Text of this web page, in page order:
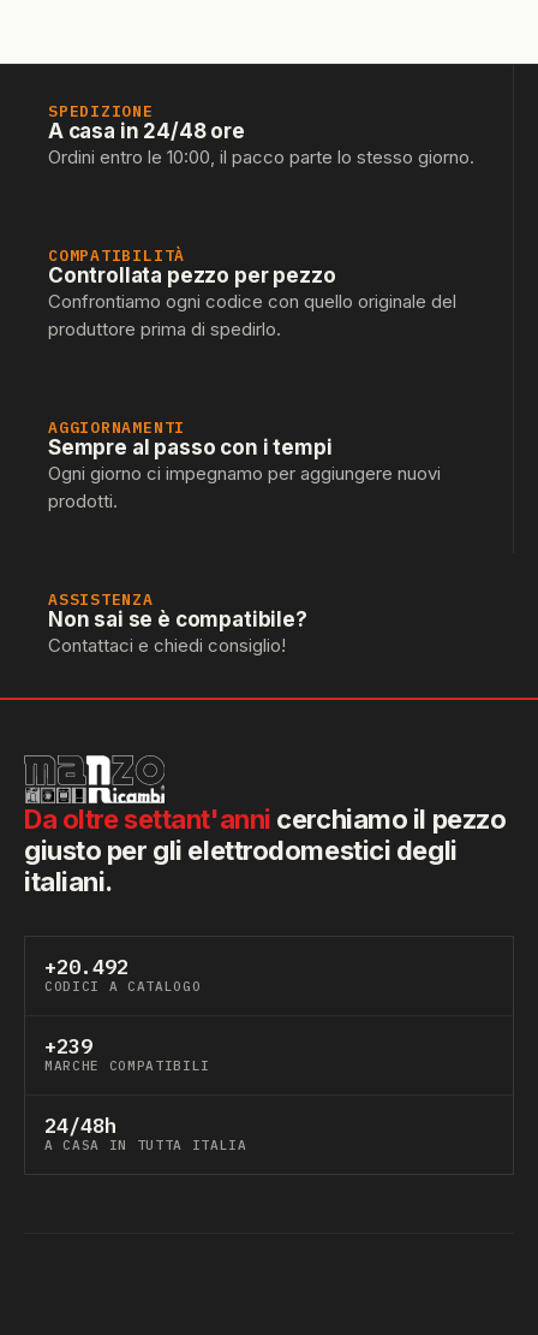
SPEDIZIONE
A casa in 24/48 ore
Ordini entro le 10:00, il pacco parte lo stesso giorno.
COMPATIBILITÀ
Controllata pezzo per pezzo
Confrontiamo ogni codice con quello originale del
produttore prima di spedirlo.
AGGIORNAMENTI
Sempre al passo con i tempi
Ogni giorno ci impegnamo per aggiungere nuovi
prodotti.
ASSISTENZA
Non sai se è compatibile?
Contattaci e chiedi consiglio!
Da oltre settant'anni cerchiamo il pezzo
giusto per gli elettrodomestici degli
italiani.
+20.492
CODICI A CATALOGO
+239
MARCHE COMPATIBILI
24/48h
A CASA IN TUTTA ITALIA